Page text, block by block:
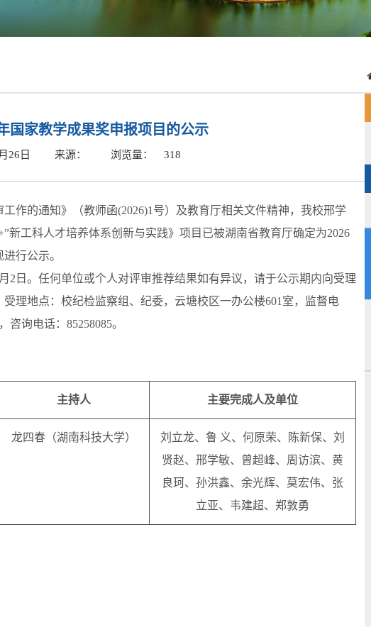
国家教学成果奖申报项目的公示
26日 来源： 浏览量： 318
作的通知》（教师函(2026)1号）及教育厅相关文件精神，我校邢学
新工科人才培养体系创新与实践》项目已被湖南省教育厅确定为2026
行公示。
2日。任何单位或个人对评审推荐结果如有异议，请于公示期内向受理
理地点：校纪检监察组、纪委，云塘校区一办公楼601室，监督电
询电话：85258085。
主持人 主要完成人及单位
龙四春 （湖南科技大学） 刘立龙、 鲁 义、 何原荣、 陈新保、 刘
贤赵、 邢学敏、 曾超峰、 周访滨、 黄
良珂、 孙洪鑫、 余光辉、 莫宏伟、 张
立亚、 韦建超、 郑敦勇